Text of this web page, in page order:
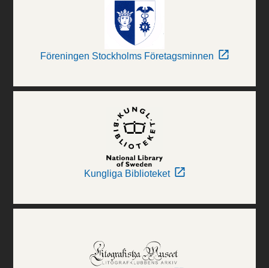
Föreningen Stockholms Företagsminnen
Kungliga Biblioteket